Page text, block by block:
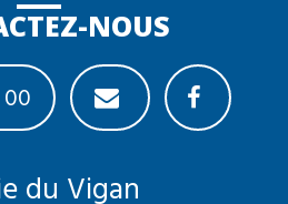
NOUS
du Vigan